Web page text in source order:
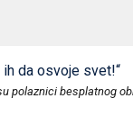
da osvoje svet!“
besplatnog